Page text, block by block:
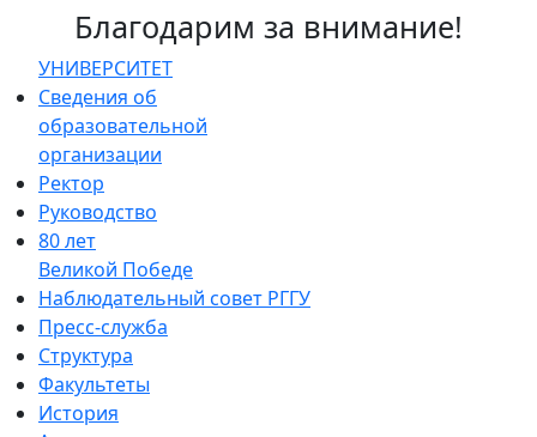
Благодарим за внимание!
УНИВЕРСИТЕТ
Сведения об
образовательной
организации
Ректор
Руководство
80 лет
Великой Победе
Наблюдательный совет РГГУ
Пресс-служба
Структура
Факультеты
История